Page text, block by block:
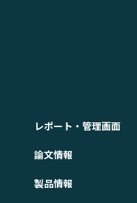
レポート・管理画面
論文情報
製品情報